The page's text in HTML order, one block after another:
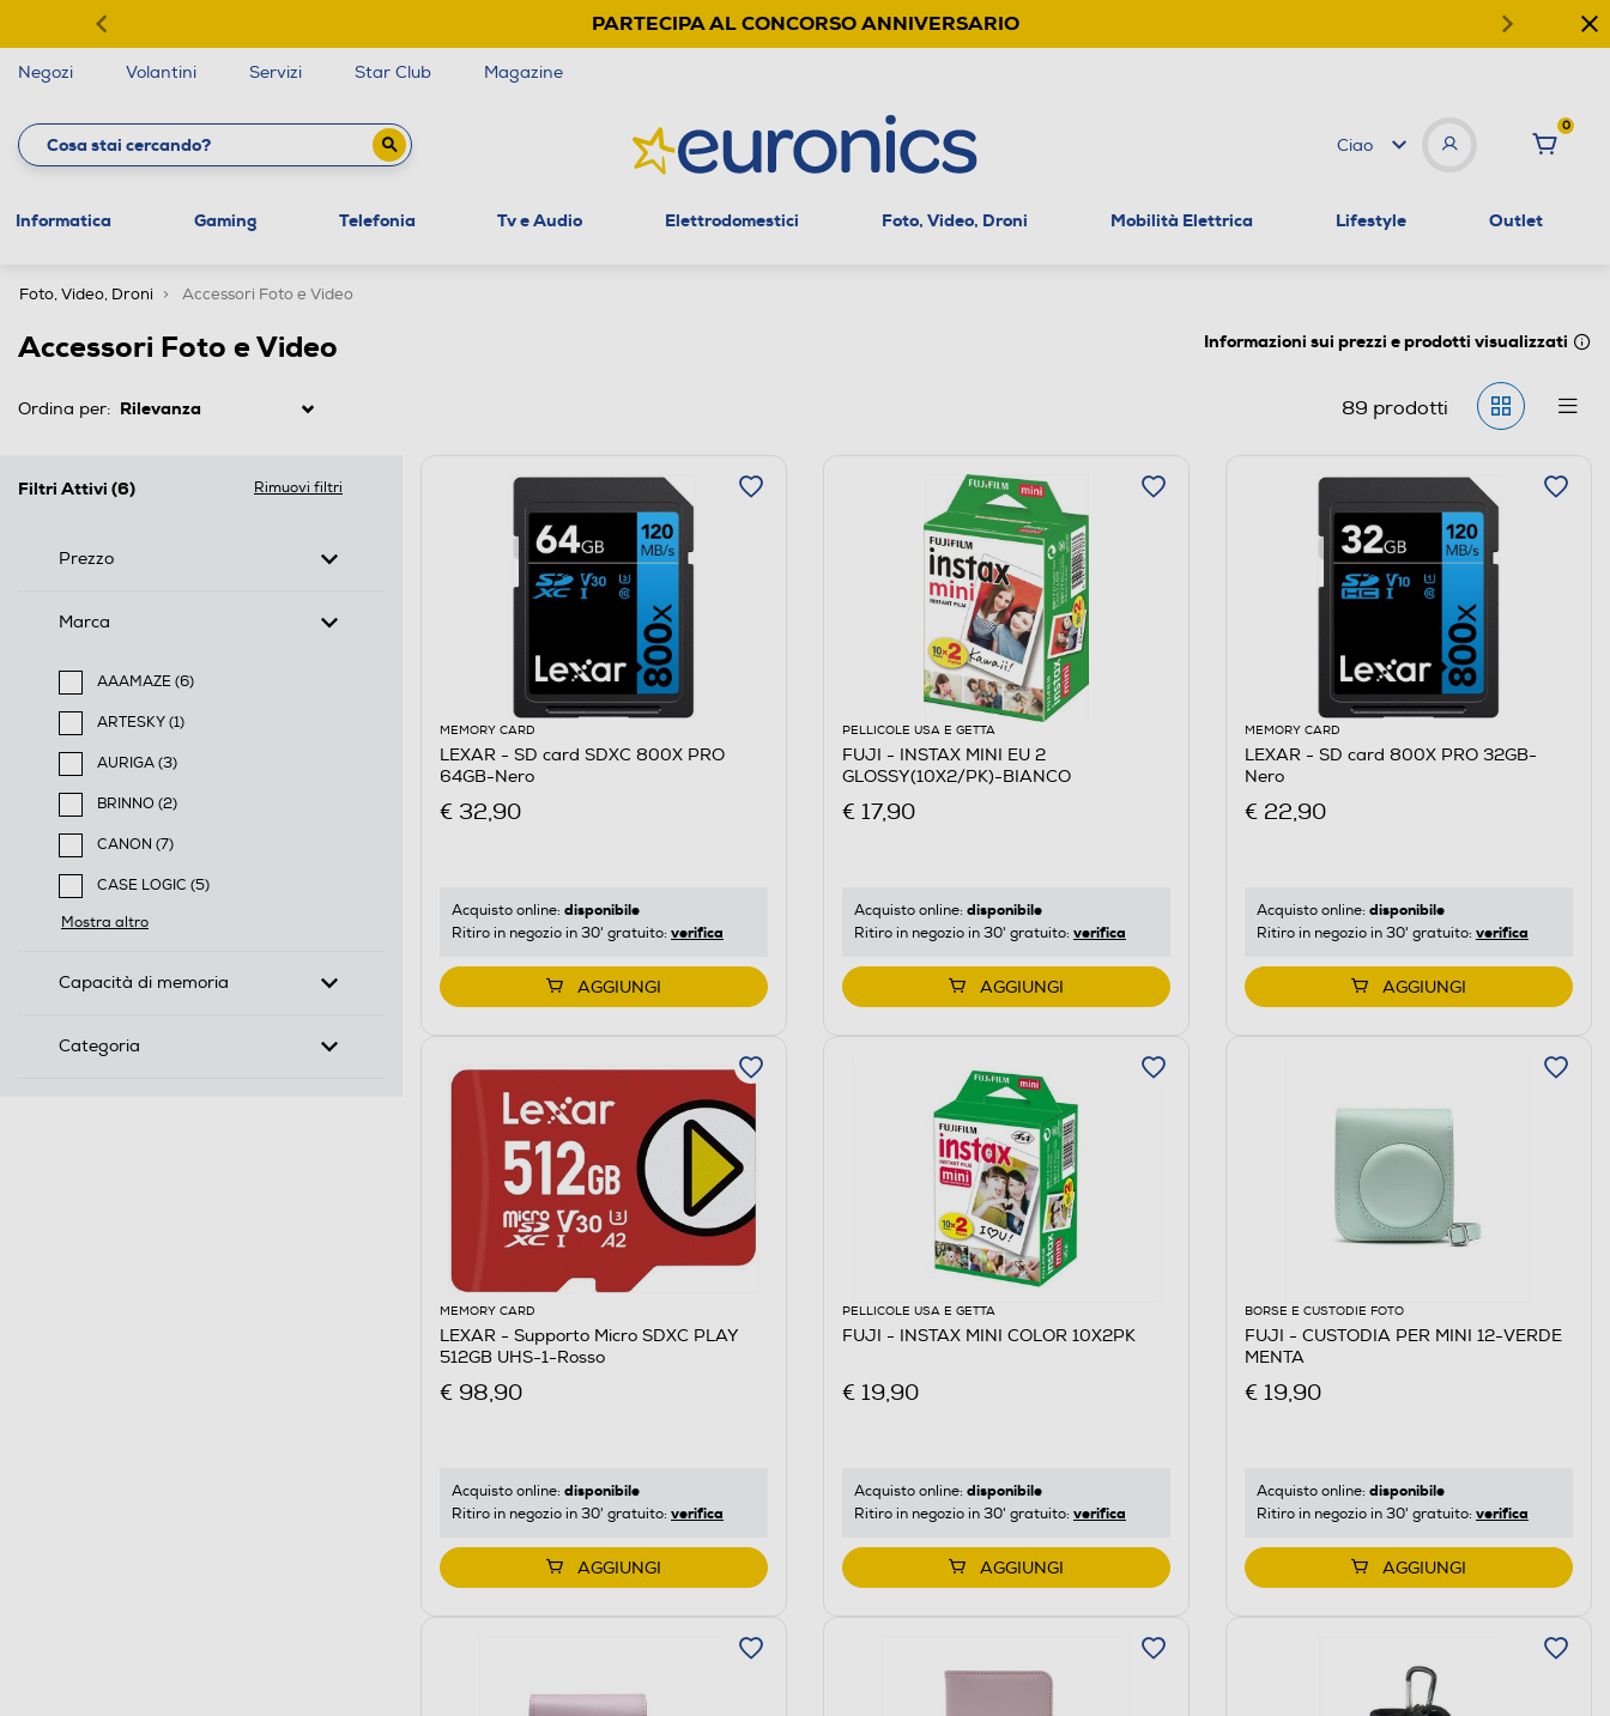
PARTECIPA AL CONCORSO ANNIVERSARIO
Negozi Volantini Servizi Star Club Magazine
Ciao
0
Informatica Gaming Telefonia Tv e Audio Elettrodomestici Foto, Video, Droni Mobilità Elettrica Lifestyle Outlet
Foto, Video, Droni Accessori Foto e Video
Accessori Foto e Video Informazioni sui prezzi e prodotti visualizzati
Ordina per: 89 prodotti
Filtri Attivi (6) Rimuovi filtri
Prezzo
Marca
AAAMAZE (6)
Filtra per Marca: AAAMAZE
ARTESKY (1)
Filtra per Marca: ARTESKY
AURIGA (3)
Filtra per Marca: AURIGA
BRINNO (2)
Filtra per Marca: BRINNO
CANON (7)
Filtra per Marca: CANON
CASE LOGIC (5)
Filtra per Marca: CASE LOGIC
Mostra altro
Capacità di memoria
Categoria
MEMORY CARD
LEXAR - SD card SDXC 800X PRO
64GB-Nero
€ 32,90
Acquisto online: disponibile
Ritiro in negozio in 30' gratuito: verifica
AGGIUNGI
PELLICOLE USA E GETTA
FUJI - INSTAX MINI EU 2
GLOSSY(10X2/PK)-BIANCO
€ 17,90
Acquisto online: disponibile
Ritiro in negozio in 30' gratuito: verifica
AGGIUNGI
MEMORY CARD
LEXAR - SD card 800X PRO 32GB-
Nero
€ 22,90
Acquisto online: disponibile
Ritiro in negozio in 30' gratuito: verifica
AGGIUNGI
MEMORY CARD
LEXAR - Supporto Micro SDXC PLAY
512GB UHS-1-Rosso
€ 98,90
Acquisto online: disponibile
Ritiro in negozio in 30' gratuito: verifica
AGGIUNGI
PELLICOLE USA E GETTA
FUJI - INSTAX MINI COLOR 10X2PK
€ 19,90
Acquisto online: disponibile
Ritiro in negozio in 30' gratuito: verifica
AGGIUNGI
BORSE E CUSTODIE FOTO
FUJI - CUSTODIA PER MINI 12-VERDE
MENTA
€ 19,90
Acquisto online: disponibile
Ritiro in negozio in 30' gratuito: verifica
AGGIUNGI